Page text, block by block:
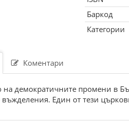
Баркод
Категории
Коментари
на демократичните промени в
въжделения. Един от тези